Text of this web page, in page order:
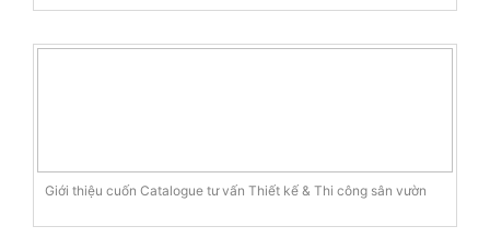
Giới thiệu cuốn Catalogue tư vấn Thiết kế & Thi công sân vườn